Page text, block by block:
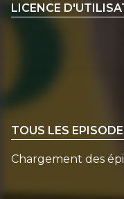
LICENCE
TOUS LES
Chargement des